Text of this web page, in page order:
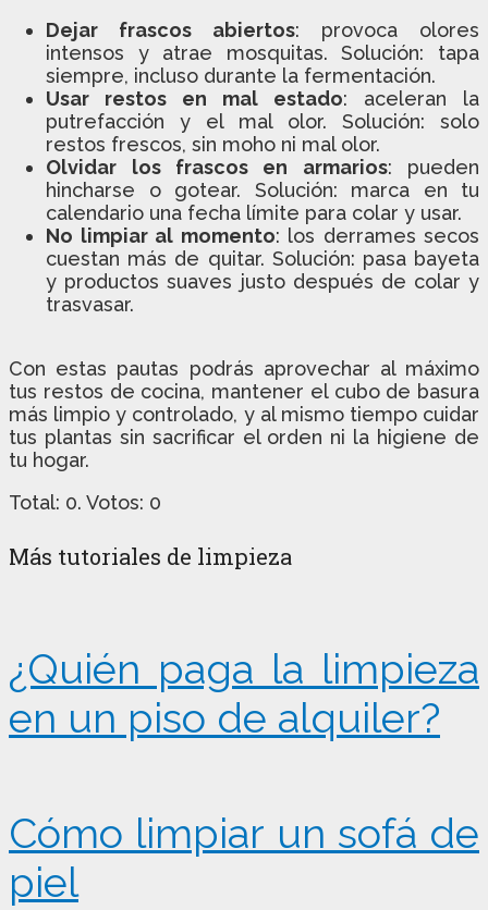
Dejar frascos abiertos: provoca olores
intensos y atrae mosquitas. Solución: tapa
siempre, incluso durante la fermentación.
Usar restos en mal estado: aceleran la
putrefacción y el mal olor. Solución: solo
restos frescos, sin moho ni mal olor.
Olvidar los frascos en armarios: pueden
hincharse o gotear. Solución: marca en tu
calendario una fecha límite para colar y usar.
No limpiar al momento: los derrames secos
cuestan más de quitar. Solución: pasa bayeta
y productos suaves justo después de colar y
trasvasar.
Con estas pautas podrás aprovechar al máximo
tus restos de cocina, mantener el cubo de basura
más limpio y controlado, y al mismo tiempo cuidar
tus plantas sin sacrificar el orden ni la higiene de
tu hogar.
Total: 0. Votos: 0
Más tutoriales de limpieza
¿Quién paga la limpieza
en un piso de alquiler?
Cómo limpiar un sofá de
piel